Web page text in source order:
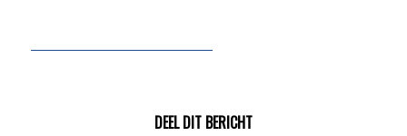
DEEL DIT BERICHT